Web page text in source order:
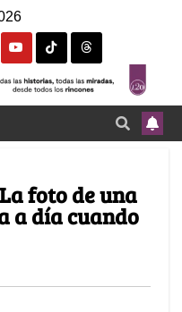
foto de una
a día cuando